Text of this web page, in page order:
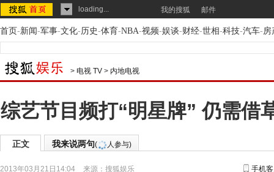
loading... 我的搜狐 邮件
首页-新闻-军事-文化-历史-体育-NBA-视频-娱谈-财经-世相-科技-汽车-房
> 电视 TV > 内地电视
综艺节目频打“明星牌” 仍需借
正文 我来说两句( 人参与)
2013年03月21日14:04 来源： 搜狐娱乐 手机